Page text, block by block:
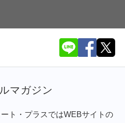
マガジン
ト・プラスではWEBサイトの